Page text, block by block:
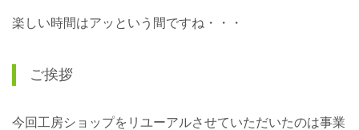
楽しい時間はアッという間ですね・・・
ご挨拶
今回工房ショップをリユーアルさせていただいたのは事業